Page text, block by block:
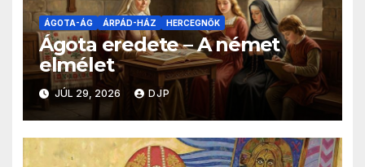
ÁGOTA-ÁG ÁRPÁD-HÁZ HERCEGNŐK
Ágota eredete – A német
elmélet
JÚL 29, 2026 DJP